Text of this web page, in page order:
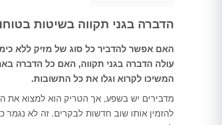
הדברה בגני תקווה בשיטות
האם אפשר להדביר כל סוג של מזיק ללא
עולה הדברה בגני תקווה, האם כל הדברה
המשיכו לקרוא וגלו את כל התשובות.
מדבירים יש בשפע, אך הטריק הוא למצוא את
להזמין אותו שוב חדשות לבקרים. זה לא נגמר